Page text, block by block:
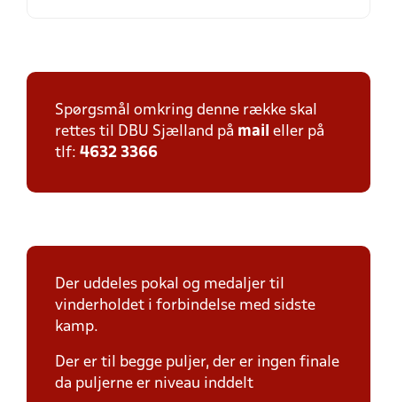
Spørgsmål omkring denne række skal
rettes til DBU Sjælland på mail eller på
tlf: 4632 3366
Der uddeles pokal og medaljer til
vinderholdet i forbindelse med sidste
kamp.
Der er til begge puljer, der er ingen finale
da puljerne er niveau inddelt